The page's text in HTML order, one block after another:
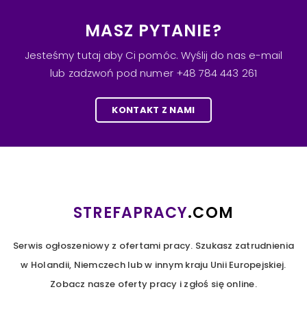
MASZ PYTANIE?
Jesteśmy tutaj aby Ci pomóc. Wyślij do nas e-mail
lub zadzwoń pod numer +48 784 443 261
KONTAKT Z NAMI
STREFAPRACY.COM
Serwis ogłoszeniowy z ofertami pracy. Szukasz zatrudnienia
w Holandii, Niemczech lub w innym kraju Unii Europejskiej.
Zobacz nasze oferty pracy i zgłoś się online.